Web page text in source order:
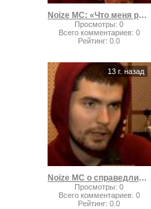
Noize MC: «Что меня радует?»
Просмотры:0
Всего комментариев: 0
Рейтинг:0.0
13 г. назад
Noize MC о справедливости
Просмотры:0
Всего комментариев: 0
Рейтинг:0.0